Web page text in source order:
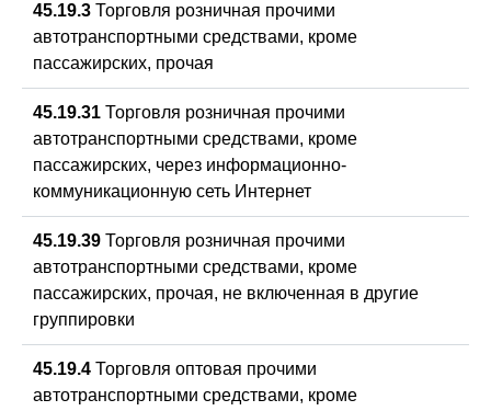
45.19.3 Торговля розничная прочими
автотранспортными средствами, кроме
пассажирских, прочая
45.19.31 Торговля розничная прочими
автотранспортными средствами, кроме
пассажирских, через информационно-
коммуникационную сеть Интернет
45.19.39 Торговля розничная прочими
автотранспортными средствами, кроме
пассажирских, прочая, не включенная в другие
группировки
45.19.4 Торговля оптовая прочими
автотранспортными средствами, кроме